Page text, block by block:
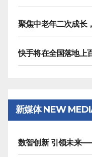
新媒体 NEW
数智创新 引领未来